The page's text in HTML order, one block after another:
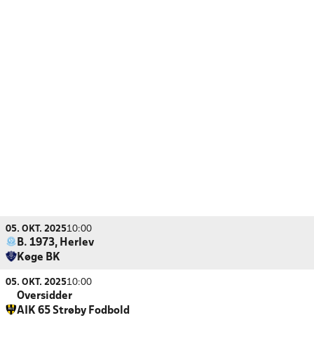
05. OKT. 202510:00
B. 1973, Herlev
Køge BK
05. OKT. 202510:00
Oversidder
AIK 65 Strøby Fodbold